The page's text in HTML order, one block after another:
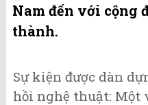
Nam đến với cộng
thành.
Sự kiện được dàn
hồi nghệ thuật: Một